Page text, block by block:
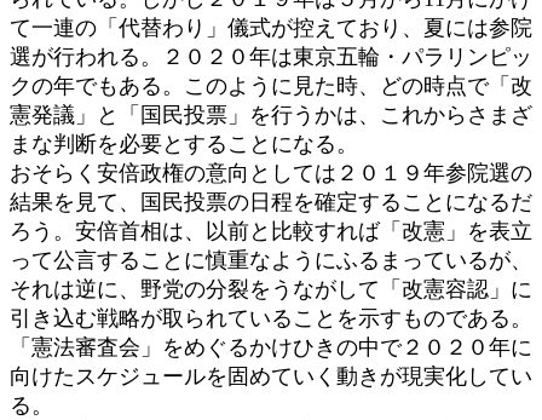
て一連の「代替わり」儀式が控えており、夏には参院
選が行われる。２０２０年は東京五輪・パラリンピッ
クの年でもある。このように見た時、どの時点で「改
憲発議」と「国民投票」を行うかは、これからさまざ
まな判断を必要とすることになる。
おそらく安倍政権の意向としては２０１９年参院選の
結果を見て、国民投票の日程を確定することになるだ
ろう。安倍首相は、以前と比較すれば「改憲」を表立
って公言することに慎重なようにふるまっているが、
それは逆に、野党の分裂をうながして「改憲容認」に
引き込む戦略が取られていることを示すものである。
「憲法審査会」をめぐるかけひきの中で２０２０年に
向けたスケジュールを固めていく動きが現実化してい
る。